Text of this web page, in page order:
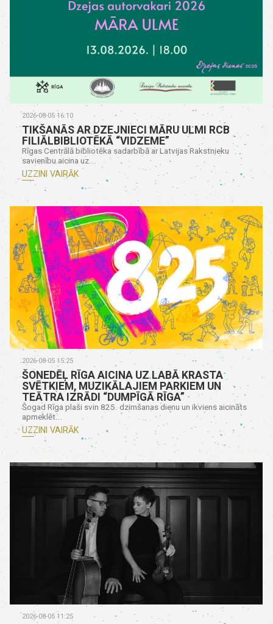
2026-08-05 16:10
TIKŠANĀS AR DZEJNIECI MĀRU ULMI RCB
FILIĀLBIBLIOTĒKĀ “VIDZEME”
Rīgas Centrālā bibliotēka sadarbībā ar Latvijas Rakstnieku
savienību aicina uz...
UZZINI VAIRĀK
2026-08-05 15:25
ŠONEDĒĻ RĪGA AICINA UZ LABĀ KRASTA
SVĒTKIEM, MUZIKĀLAJIEM PARKIEM UN
TEĀTRA IZRĀDI “DUMPĪGĀ RĪGA”
Šogad Rīga plaši svin 825. dzimšanas dienu un ikviens aicināts
apmeklēt...
UZZINI VAIRĀK
2026-08-05 11:25